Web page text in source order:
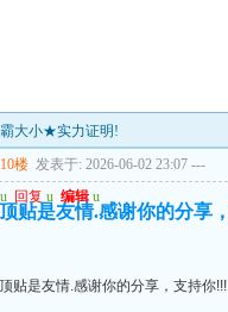
大小★实力证明!
10楼 发表于: 2026-06-02 23:07 ---
u 回复 u 编辑 u
顶贴是友情.感谢你的分享
顶贴是友情.感谢你的分享，支持你